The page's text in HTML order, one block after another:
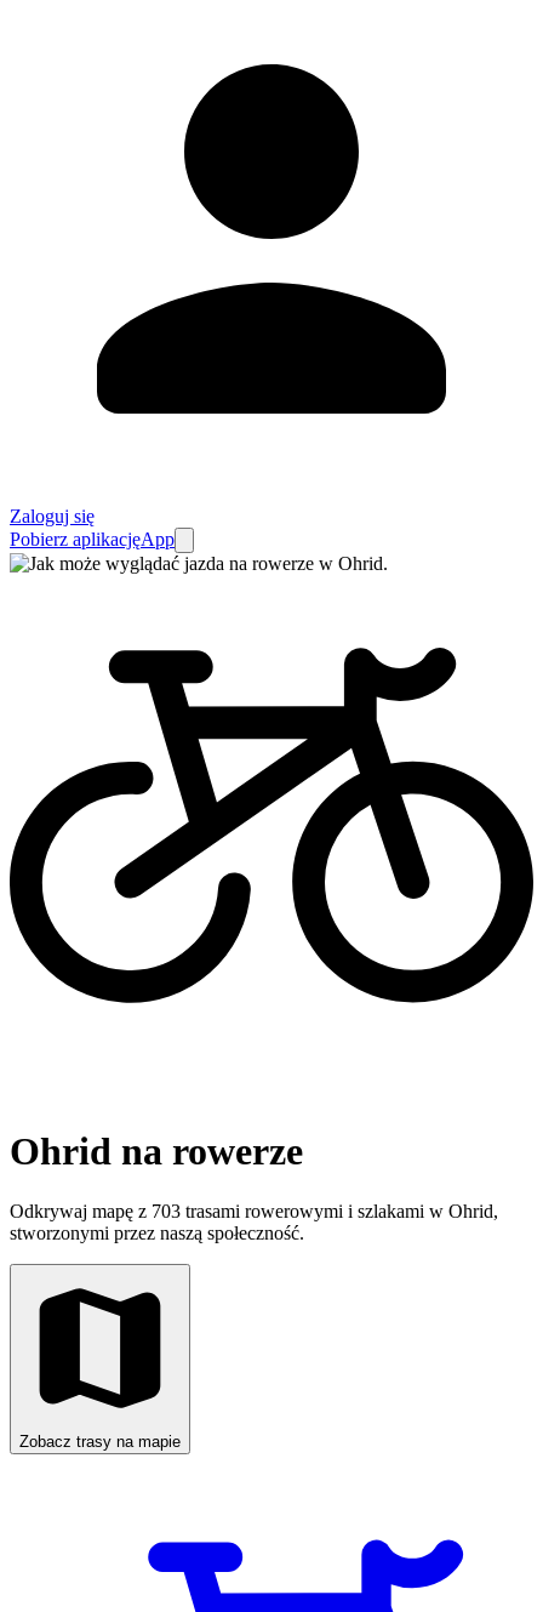
Zaloguj się
Pobierz aplikacjęApp
Ohrid na rowerze
Odkrywaj mapę z 703 trasami rowerowymi i szlakami w Ohrid,
stworzonymi przez naszą społeczność.
Zobacz trasy na mapie